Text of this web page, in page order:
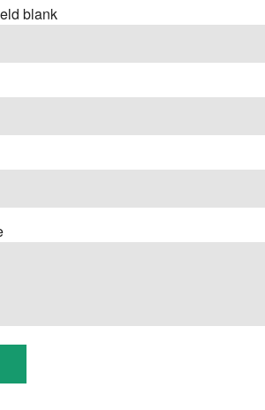
blank